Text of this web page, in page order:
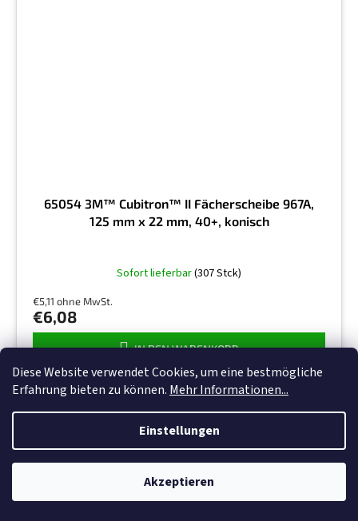
Diese Website verwendet Cookies, um eine bestmögliche
Erfahrung bieten zu können. Mehr Informationen...
Einstellungen
Akzeptieren
65054 3M™ Cubitron™ II Fächerscheibe 967A,
125 mm x 22 mm, 40+, konisch
Sofort lieferbar(307 Stck)
€5,11 ohne MwSt.
€6,08
IN DEN WARENKORB
Art.-Nr.:7100011144